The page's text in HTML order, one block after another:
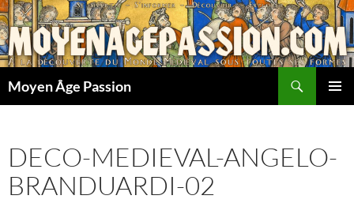
Aller
au
contenu
Moyen Âge Passion
DECO-MEDIEVAL-ANGELO-
BRANDUARDI-02